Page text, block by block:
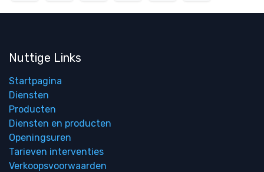
Nuttige Links
Startpagina
Diensten
Producten
Diensten en producten
Openingsuren
Tarieven interventies
Verkoopsvoorwaarden